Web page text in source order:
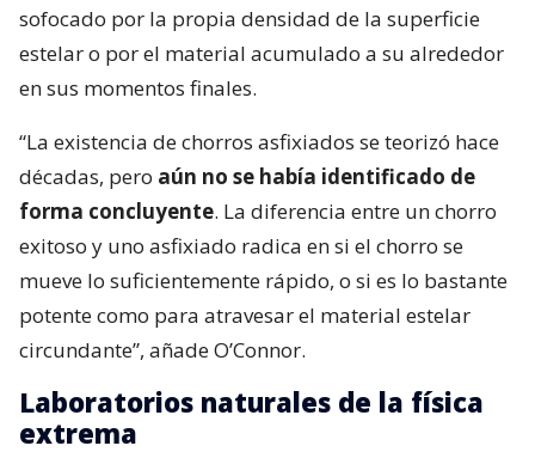
sofocado por la propia densidad de la superficie
estelar o por el material acumulado a su alrededor
en sus momentos finales.
“La existencia de chorros asfixiados se teorizó hace
décadas, pero aún no se había identificado de
forma concluyente. La diferencia entre un chorro
exitoso y uno asfixiado radica en si el chorro se
mueve lo suficientemente rápido, o si es lo bastante
potente como para atravesar el material estelar
circundante”, añade O’Connor.
Laboratorios naturales de la física
extrema